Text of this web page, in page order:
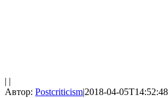
| |
Автор: Postcriticism|2018-04-